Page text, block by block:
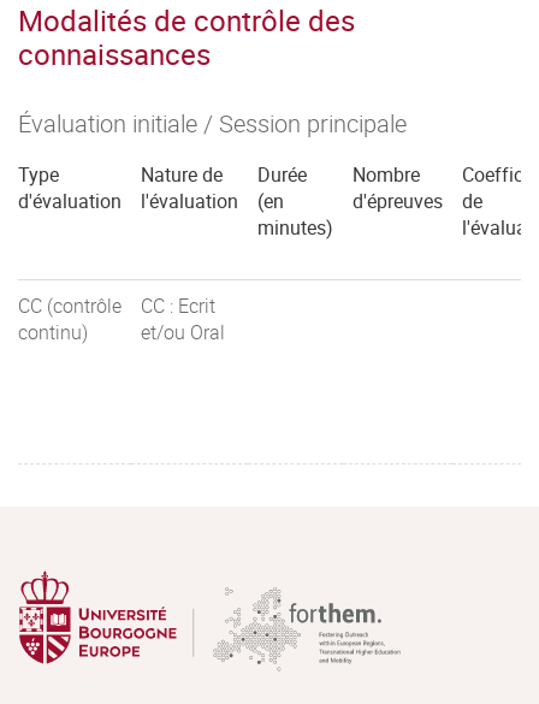
Modalités de contrôle des
connaissances
Évaluation initiale / Session principale
Type
d'évaluation
Nature de
l'évaluation
Durée
(en
minutes)
Nombre
d'épreuves
de
CC (contrôle
continu)
CC : Ecrit
et/ou Oral